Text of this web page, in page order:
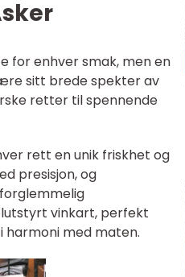
for enhver smak, men en
sitt brede spekter av
retter til spennende
rett en unik friskhet og
presisjon, og
vinkart, perfekt
med maten.